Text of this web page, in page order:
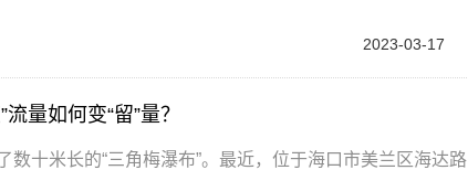
2023-03-17
量如何变“留”量？
数十米长的“三角梅瀑布”。最近，位于海口市美兰区海达路